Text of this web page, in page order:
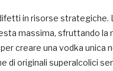
in risorse strategiche.
massima, sfruttando la
creare una vodka unica
di originali superalcolici